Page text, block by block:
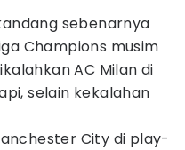
sebenarnya
Champions musim
AC Milan di
selain kekalahan
City di play-